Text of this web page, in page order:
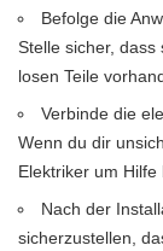
Befolge die
Stelle sicher,
losen Teile
Verbinde die
Wenn du dir
Elektriker um Hilfe
Nach der
sicherzustellen,